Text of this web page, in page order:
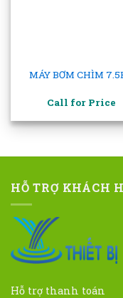
MÁY BƠM CHÌM
Call for Price
HỖ TRỢ KHÁCH
Hỗ trợ thanh toán